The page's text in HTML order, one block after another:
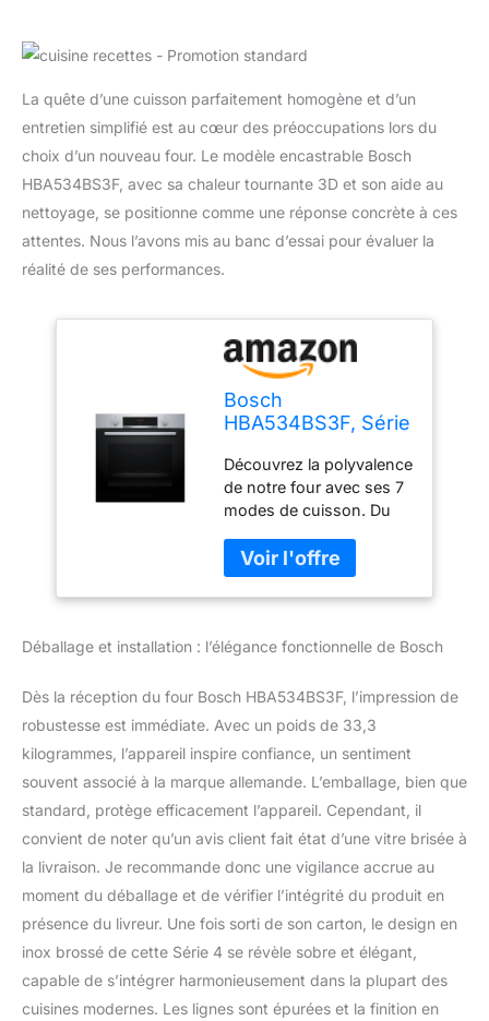
La quête d’une cuisson parfaitement homogène et d’un
entretien simplifié est au cœur des préoccupations lors du
choix d’un nouveau four. Le modèle encastrable Bosch
HBA534BS3F, avec sa chaleur tournante 3D et son aide au
nettoyage, se positionne comme une réponse concrète à ces
attentes. Nous l’avons mis au banc d’essai pour évaluer la
réalité de ses performances.
Bosch
HBA534BS3F, Série
Encastrable, Inox
Découvrez la polyvalence
de notre four avec ses 7
modes de cuisson. Du
la position pizza en
passant par la chaleur
tournante douce ou le
pouvez cuisiner une
Dites adieu aux corvées
de nettoyage avec notre
fonction EcoClean. Les
parois en céramique
auto-nettoyantes
gardent votre four propre
en permanence, tandis
EcoClean ne dure qu'une
heure à 270°C. Gagnez
du temps avec notre
fonction de Préchauffage
four rapidement et
facilement, vous
Déballage et installation : l’élégance fonctionnelle de Bosch
Dès la réception du four Bosch HBA534BS3F, l’impression de
robustesse est immédiate. Avec un poids de 33,3
kilogrammes, l’appareil inspire confiance, un sentiment
souvent associé à la marque allemande. L’emballage, bien que
standard, protège efficacement l’appareil. Cependant, il
convient de noter qu’un avis client fait état d’une vitre brisée à
la livraison. Je recommande donc une vigilance accrue au
moment du déballage et de vérifier l’intégrité du produit en
présence du livreur. Une fois sorti de son carton, le design en
inox brossé de cette Série 4 se révèle sobre et élégant,
capable de s’intégrer harmonieusement dans la plupart des
cuisines modernes. Les lignes sont épurées et la finition en